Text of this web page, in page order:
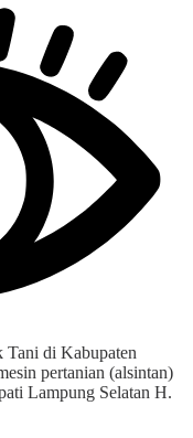
di Kabupaten
pertanian (alsintan)
Lampung Selatan H.